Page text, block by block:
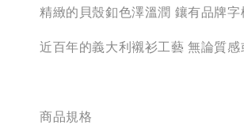
精緻的貝殼釦色澤溫潤 鑲有品牌
近百年的義大利襯衫工藝 無論質
商品規格